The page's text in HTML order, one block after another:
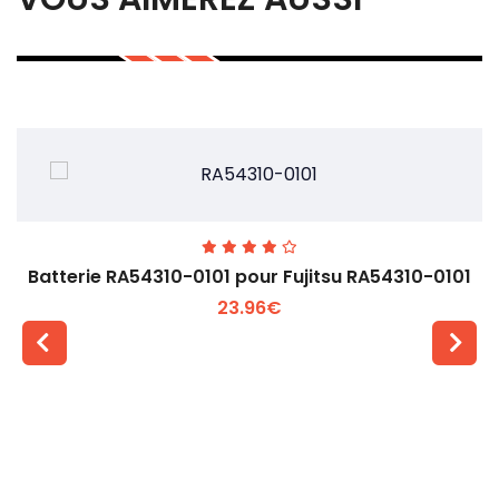
Batterie RA54310-0101 pour Fujitsu RA54310-0101
23.96€